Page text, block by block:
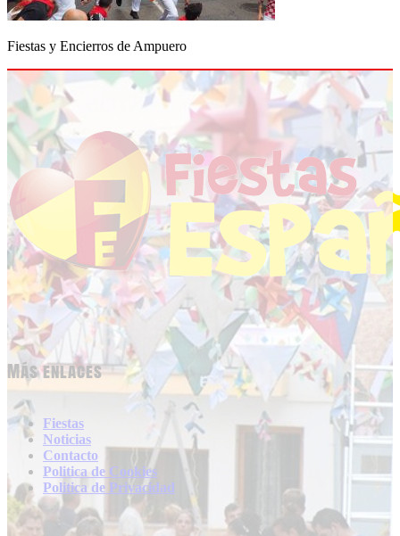
Fiestas y Encierros de Ampuero
Más enlaces
Fiestas
Noticias
Contacto
Politica de Cookies
Politica de Privacidad